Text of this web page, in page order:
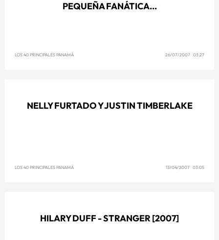
PEQUEÑA FANÁTICA...
LOS 40 PRINCIPALES PANAMÁ 26/07/2007 03:27
NELLY FURTADO Y JUSTIN TIMBERLAKE
LOS 40 PRINCIPALES PANAMÁ 13/04/2007 03:05
HILARY DUFF - STRANGER [2007]